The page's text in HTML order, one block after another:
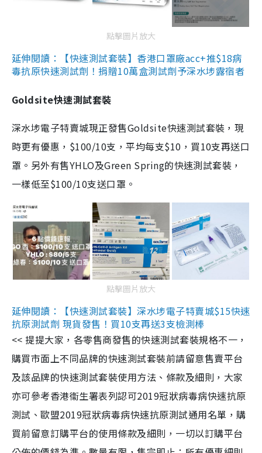
點擊圖片放大
延伸閱讀：【快速測試套裝】香港口罩廠acc+推$18病
毒抗原快速測試劑！捐贈10萬盒測試劑予深水埗露宿者
Goldsite快速測試套裝
深水埗電子特賣城現正發售Goldsite快速測試套裝，現
時更有優惠，$100/10支，平均每支$10，買10支再送口
罩。另外有售YHLO及Green Spring的快速測試套裝，
一樣低至$100/10支送口罩。
點擊圖片放大
延伸閱讀：【快速測試套裝】深水埗電子特賣城$15快速
抗原測試劑 現貨發售！買10支再送3支檢測棒
<< 提提大家，各零售商發售的快速測試套裝規格不一，
購買市面上不同品牌的快速測試套裝前請留意售賣平台
及該品牌的快速測試套裝使用方法、條款及細則，大家
亦可參考香港衞生署表列認可2019冠狀病毒病快速抗原
測試、歐盟2019冠狀病毒病快速抗原測試通用名單，購
買前留意訂購平台的使用條款及細則，一切以訂購平台